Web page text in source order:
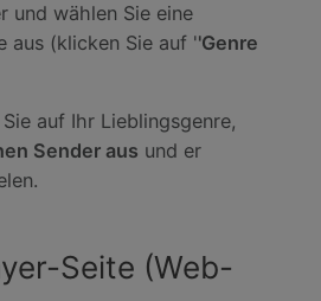
und wählen Sie eine
aus (klicken Sie auf ''Genre
auf Ihr Lieblingsgenre,
Sender aus und er
Seite (Web-